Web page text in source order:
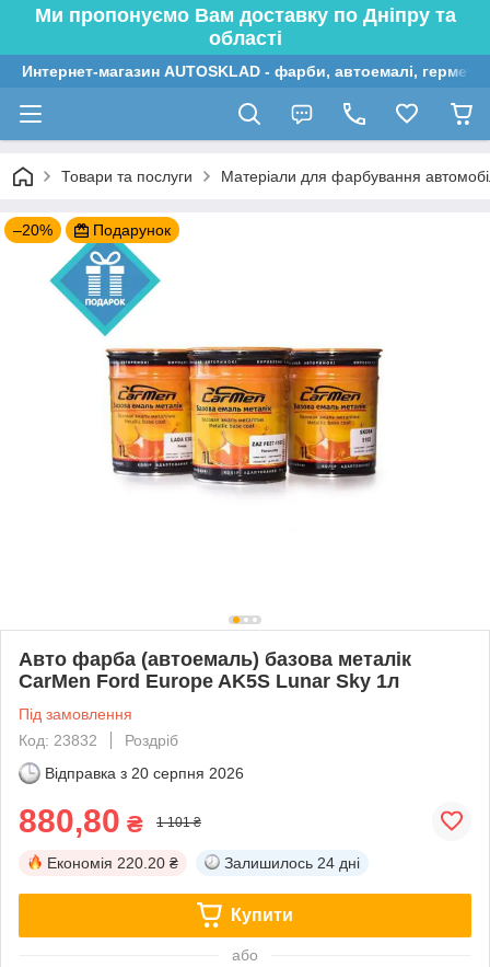
Ми пропонуємо Вам доставку по Дніпру та
області
Интернет-магазин AUTOSKLAD - фарби, автоемалі,
Товари та послуги Матеріали для фарбування
–20% Подарунок
Авто фарба (автоемаль) базова металік
CarMen Ford Europe AK5S Lunar Sky 1л
Під замовлення
Код: 23832
Роздріб
Відправка з 20 серпня 2026
880,80 ₴ 1 101 ₴
Економія 220.20 ₴ Залишилось 24 дні
Купити
або